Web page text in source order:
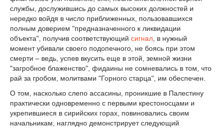
службы, дослужившись до самых высоких должностей и
нередко войдя в число приближенных, пользовавшихся
полным доверием "предназначенного к ликвидации
объекта", получив соответствующий сигнал, в нужный
момент убивали своего подопечного, не боясь при этом
смерти – ведь, успев вкусить еще в этой, земной жизни
"загробное блаженство", фидаины не сомневались в том, что
рай за гробом, молитвами "Горного старца", им обеспечен.
О том, насколько слепо ассасины, проникшие в Палестину
практически одновременно с первыми крестоносцами и
укрепившиеся в сирийских горах, повиновались своим
начальникам, наглядно демонстрирует следующий